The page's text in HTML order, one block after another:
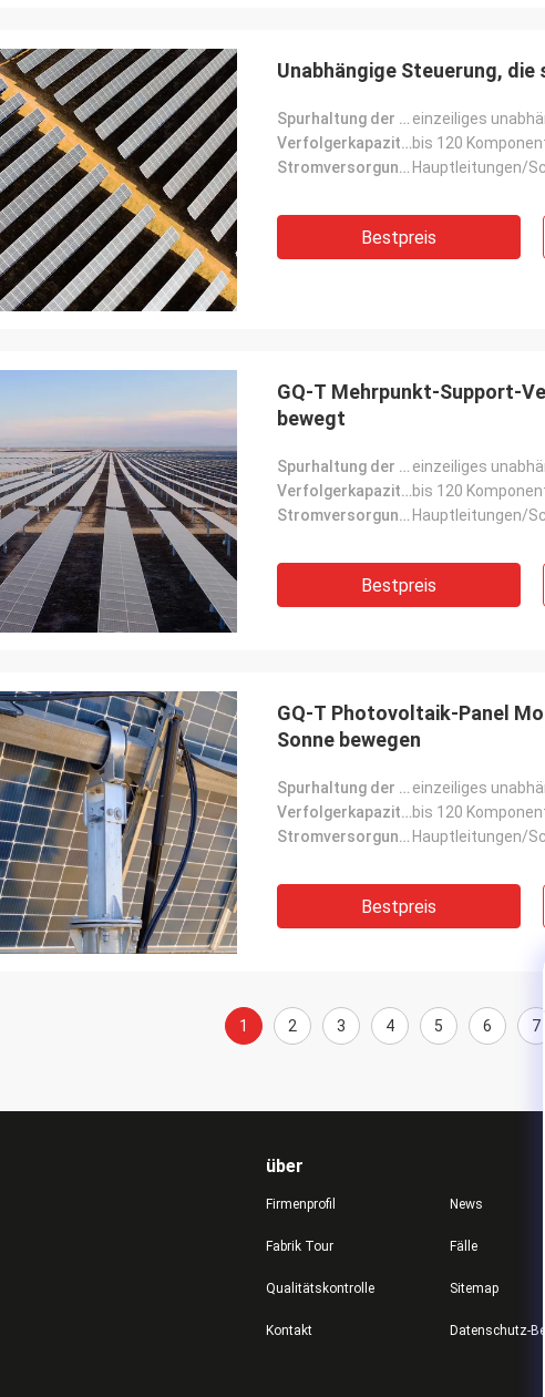
Unabhängige Steuerung,
Spurhaltung der Form: einzeiliges
Verfolgerkapazität:bis 120
Stromversorgungsmodus: Hauptleitungen/
Bestpreis
GQ-T Mehrpunkt-Support-
bewegt
Spurhaltung der Form: einzeiliges
Verfolgerkapazität:bis 120
Stromversorgungsmodus: Hauptleitungen/
Bestpreis
GQ-T Photovoltaik-Panel
Sonne bewegen
Spurhaltung der Form: einzeiliges
Verfolgerkapazität:bis 120
Stromversorgungsmodus: Hauptleitungen/
Bestpreis
1 2 3 4 5 6 7
über
Firmenprofil
Fabrik Tour
Qualitätskontrolle
Kontakt
News
Fälle
Sitemap